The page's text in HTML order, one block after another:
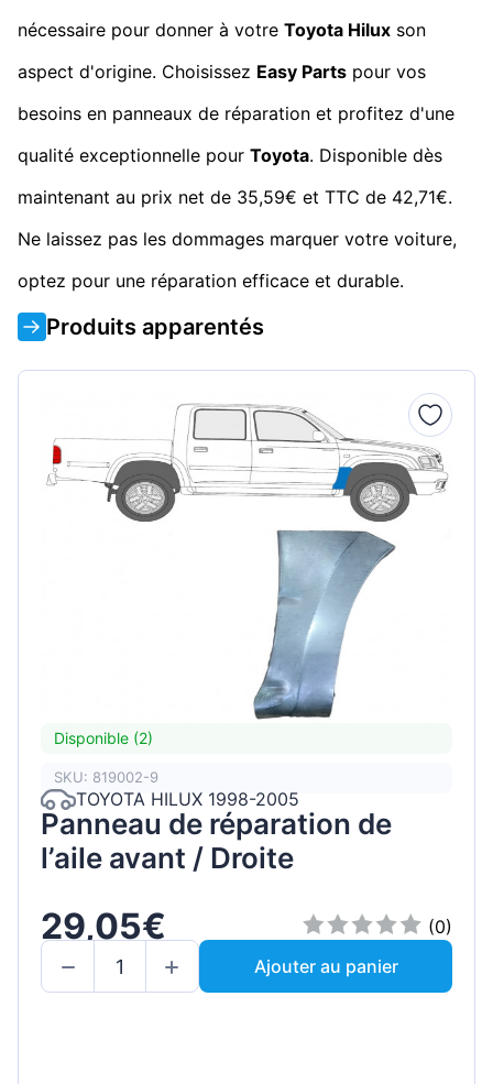
nécessaire pour donner à votre Toyota Hilux son
aspect d'origine. Choisissez Easy Parts pour vos
besoins en panneaux de réparation et profitez d'une
qualité exceptionnelle pour Toyota. Disponible dès
maintenant au prix net de 35,59€ et TTC de 42,71€.
Ne laissez pas les dommages marquer votre voiture,
optez pour une réparation efficace et durable.
Produits apparentés
Disponible (2)
SKU: 819002-9
TOYOTA HILUX 1998-2005
Panneau de réparation de
l’aile avant / Droite
29,05€
(0)
Ajouter au panier